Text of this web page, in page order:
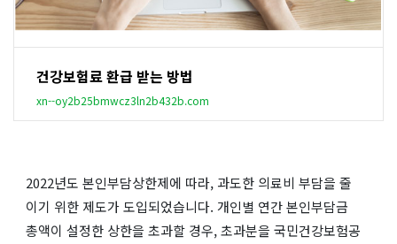
건강보험료 환급 받는 방법
xn--oy2b25bmwcz3ln2b432b.com
2022년도 본인부담상한제에 따라, 과도한 의료비 부담을 줄
이기 위한 제도가 도입되었습니다. 개인별 연간 본인부담금
총액이 설정한 상한을 초과할 경우, 초과분을 국민건강보험공